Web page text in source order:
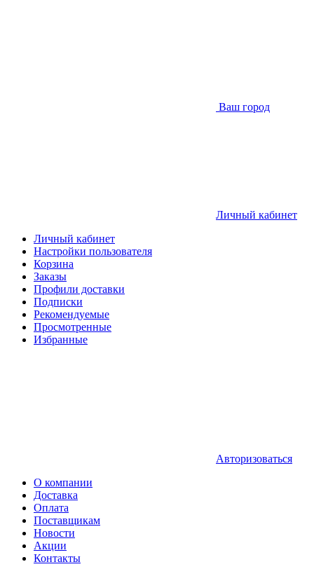
Ваш город
Личный кабинет
Личный кабинет
Настройки пользователя
Корзина
Заказы
Профили доставки
Подписки
Рекомендуемые
Просмотренные
Избранные
Авторизоваться
О компании
Доставка
Оплата
Поставщикам
Новости
Акции
Контакты